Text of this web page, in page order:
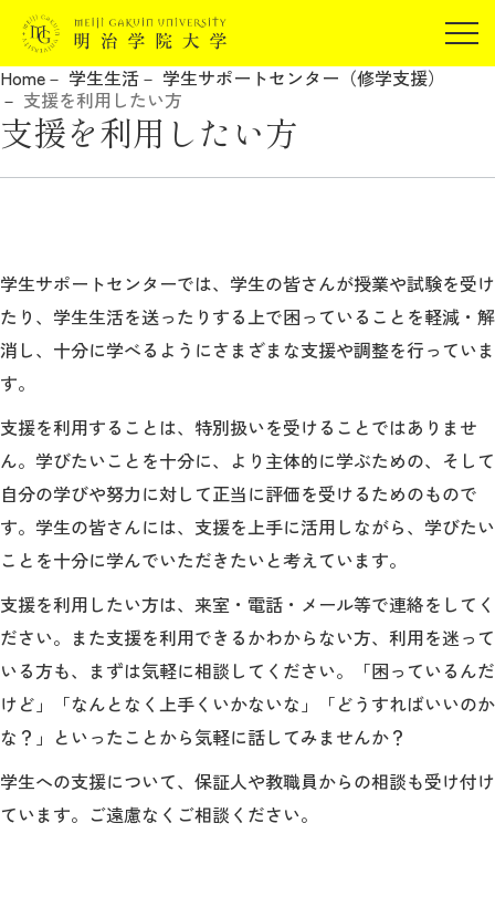
在学生の方
卒業生の方
報道関係の方
卒業生の方
保証人の方
企業・研究者の方
地域・一般の方
報道関係の方
明治学院大学について
教育
研究
学生生活
留学・国際交流
キャリア
生涯学習・社会連携
Home 学生生活
学生サポートセンター（修学支援）
支援を利用したい方
支援を利用したい方
学生サポートセンターでは、学生の皆さんが授業や試験を受け
たり、学生生活を送ったりする上で困っていることを軽減・解
消し、十分に学べるようにさまざまな支援や調整を行っていま
す。
支援を利用することは、特別扱いを受けることではありませ
ん。学びたいことを十分に、より主体的に学ぶための、そして
自分の学びや努力に対して正当に評価を受けるためのもので
す。学生の皆さんには、支援を上手に活用しながら、学びたい
ことを十分に学んでいただきたいと考えています。
支援を利用したい方は、来室・電話・メール等で連絡をしてく
ださい。また支援を利用できるかわからない方、利用を迷って
いる方も、まずは気軽に相談してください。「困っているんだ
けど」「なんとなく上手くいかないな」「どうすればいいのか
な？」といったことから気軽に話してみませんか？
学生への支援について、保証人や教職員からの相談も受け付け
ています。ご遠慮なくご相談ください。